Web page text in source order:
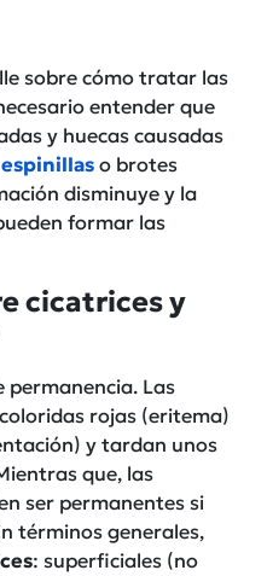
sobre cómo tratar las
entender que
y huecas causadas
espinillas o brotes
disminuye y la
formar las
cicatrices y
permanencia. Las
rojas (eritema)
y tardan unos
que, las
ser permanentes si
términos generales,
: superficiales (no